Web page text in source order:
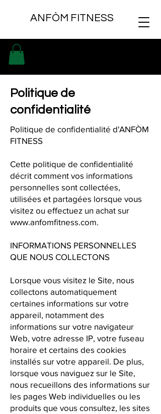
ANFÒM FITNESS
Politique de
confidentialité
Politique de confidentialité d'ANFÒM
FITNESS
Cette politique de confidentialité
décrit comment vos informations
personnelles sont collectées,
utilisées et partagées lorsque vous
visitez ou effectuez un achat sur
www.anfomfitness.com
INFORMATIONS PERSONNELLES
QUE NOUS COLLECTONS
Lorsque vous visitez le Site, nous
collectons automatiquement
certaines informations sur votre
appareil, notamment des
informations sur votre navigateur
Web, votre adresse IP, votre fuseau
horaire et certains des cookies
installés sur votre appareil. De plus,
lorsque vous naviguez sur le Site,
nous recueillons des informations sur
les pages Web individuelles ou les
produits que vous consultez, les sites